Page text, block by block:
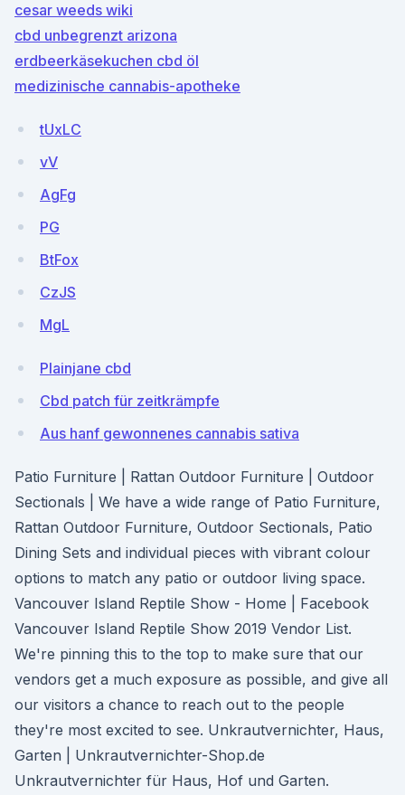
cesar weeds wiki
cbd unbegrenzt arizona
erdbeerkäsekuchen cbd öl
medizinische cannabis-apotheke
tUxLC
vV
AgFg
PG
BtFox
CzJS
MgL
Plainjane cbd
Cbd patch für zeitkrämpfe
Aus hanf gewonnenes cannabis sativa
Patio Furniture | Rattan Outdoor Furniture | Outdoor
Sectionals | We have a wide range of Patio Furniture,
Rattan Outdoor Furniture, Outdoor Sectionals, Patio
Dining Sets and individual pieces with vibrant colour
options to match any patio or outdoor living space.
Vancouver Island Reptile Show - Home | Facebook
Vancouver Island Reptile Show 2019 Vendor List.
We're pinning this to the top to make sure that our
vendors get a much exposure as possible, and give all
our visitors a chance to reach out to the people
they're most excited to see. Unkrautvernichter, Haus,
Garten | Unkrautvernichter-Shop.de
Unkrautvernichter für Haus, Hof und Garten.